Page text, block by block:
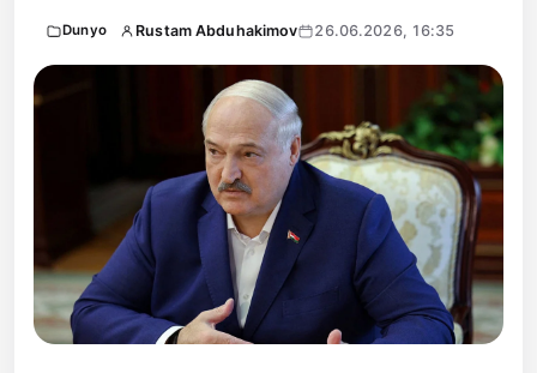
Dunyo Rustam Abduhakimov 26.06.2026, 16:35